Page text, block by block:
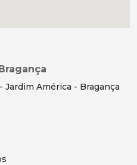
Jardim América - Bragança